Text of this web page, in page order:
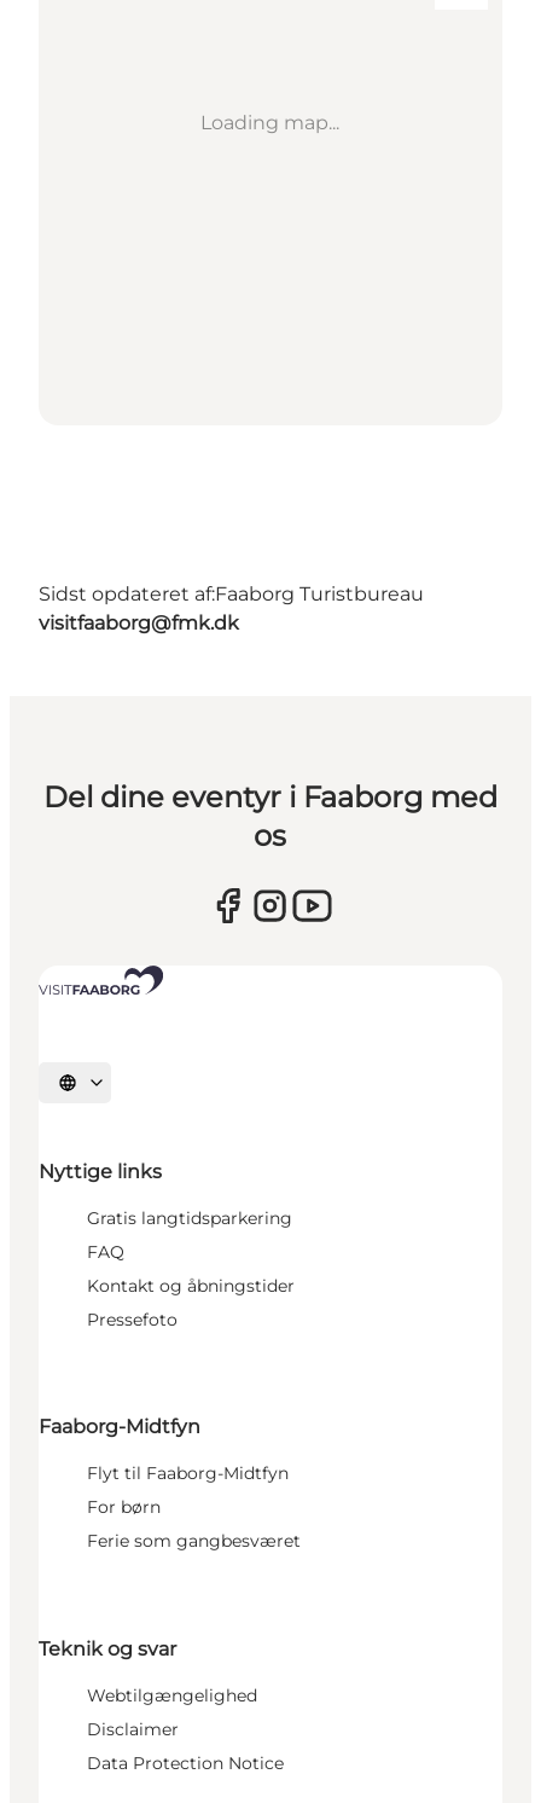
Loading map...
Sidst opdateret af:Faaborg Turistbureau
visitfaaborg@fmk.dk
Del dine eventyr i Faaborg med
os
Vælg sprog
Nyttige links
Gratis langtidsparkering
FAQ
Kontakt og åbningstider
Pressefoto
Faaborg-Midtfyn
Flyt til Faaborg-Midtfyn
For børn
Ferie som gangbesværet
Teknik og svar
Webtilgængelighed
Disclaimer
Data Protection Notice